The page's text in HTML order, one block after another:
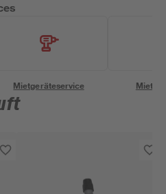
Mietgeräteservice